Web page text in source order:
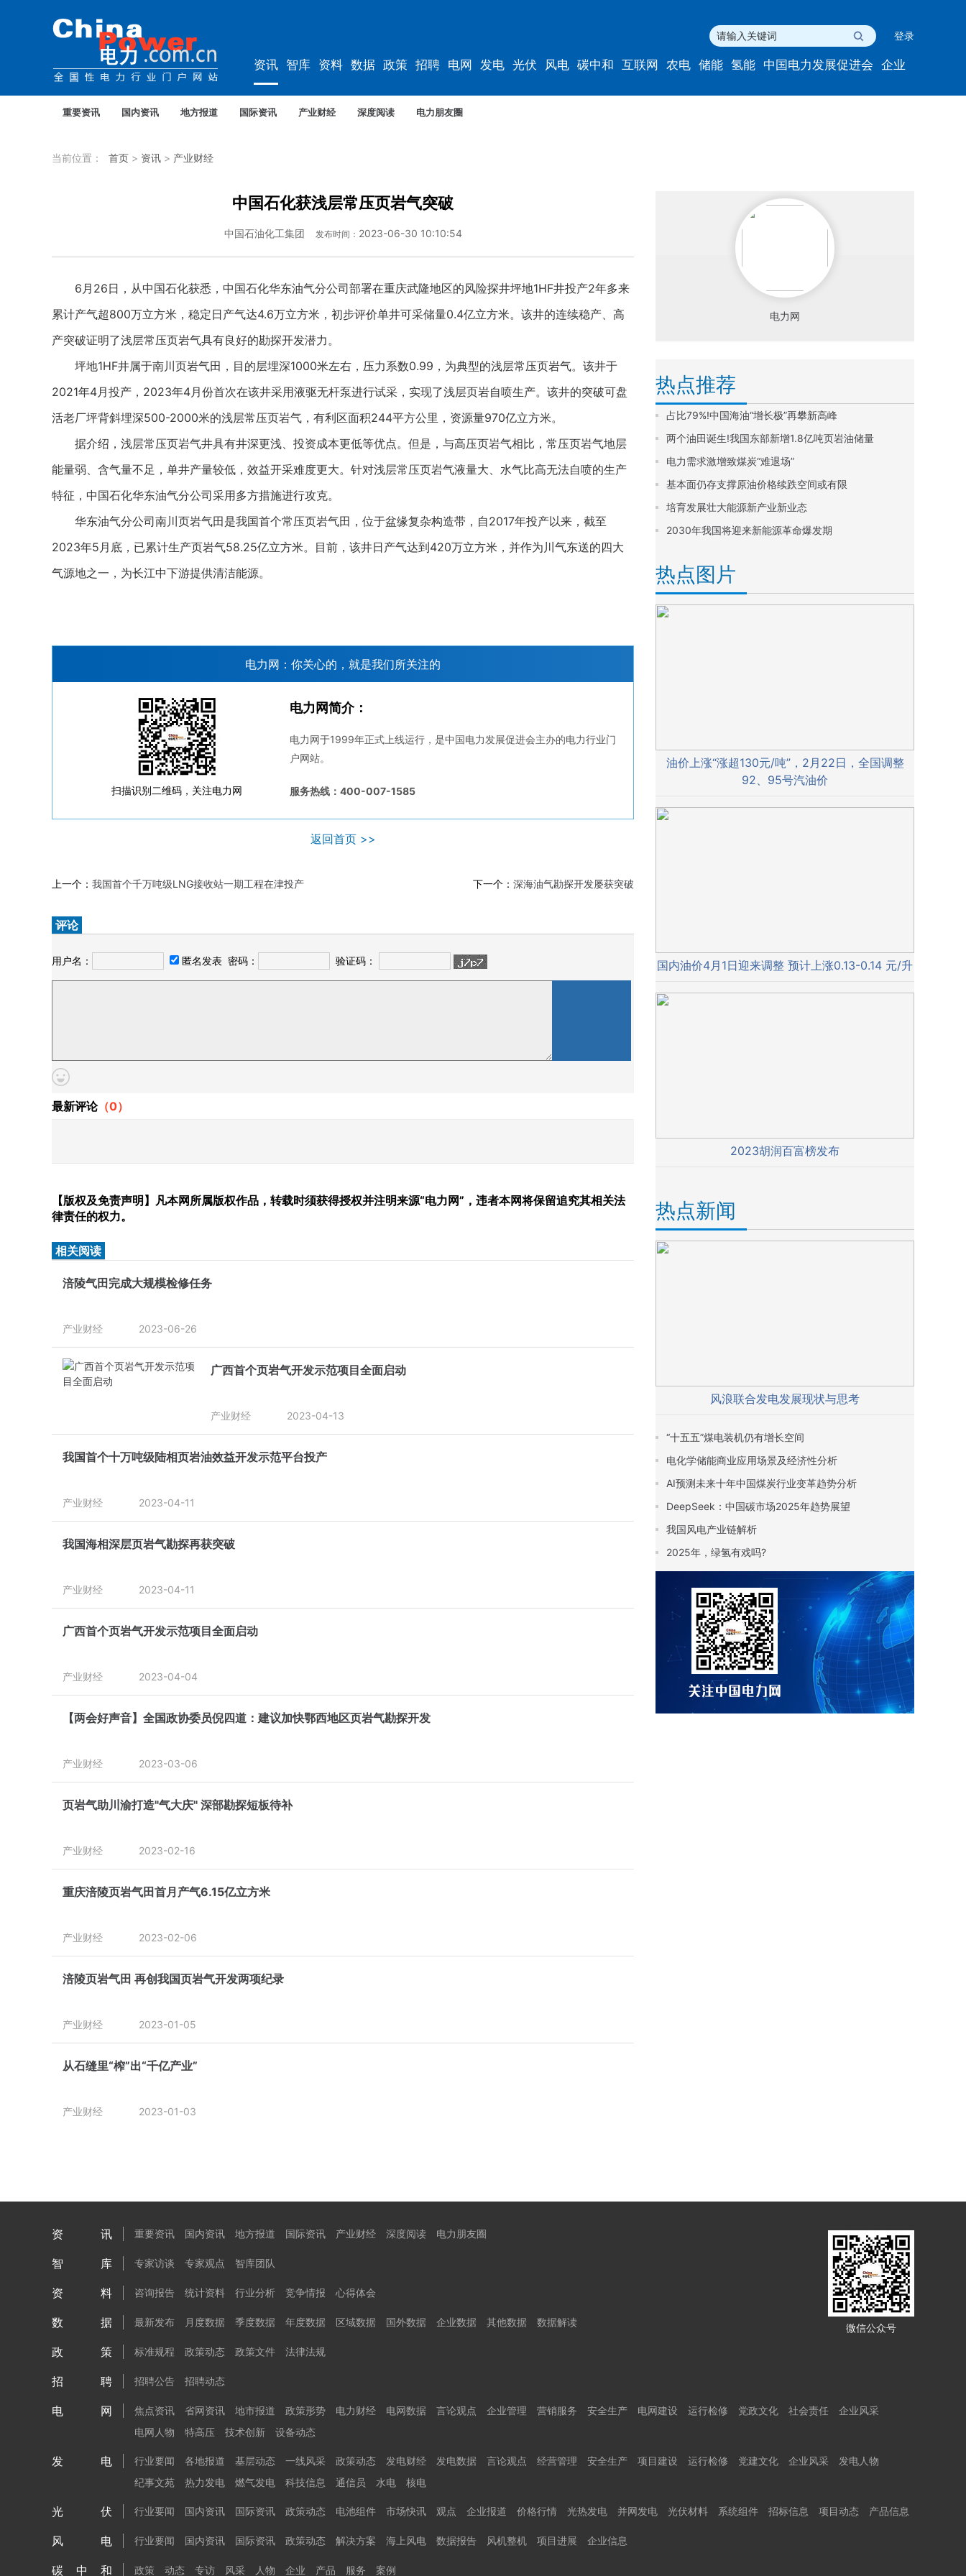
登录
资讯 智库 资料 数据 政策 招聘 电网 发电 光伏 风电 碳中和 互联网 农电 储能 氢能 中国电力发展促进会 企业
重要资讯 国内资讯 地方报道 国际资讯 产业财经 深度阅读 电力朋友圈
当前位置： 首页 > 资讯 > 产业财经
中国石化获浅层常压页岩气突破
中国石油化工集团 发布时间： 2023-06-30 10:10:54
6月26日，从中国石化获悉，中国石化华东油气分公司部署在重庆武隆地区的风险探井坪地1HF井投产2年多来
累计产气超800万立方米，稳定日产气达4.6万立方米，初步评价单井可采储量0.4亿立方米。该井的连续稳产、高
产突破证明了浅层常压页岩气具有良好的勘探开发潜力。
坪地1HF井属于南川页岩气田，目的层埋深1000米左右，压力系数0.99，为典型的浅层常压页岩气。该井于
2021年4月投产，2023年4月份首次在该井采用液驱无杆泵进行试采，实现了浅层页岩自喷生产。该井的突破可盘
活老厂坪背斜埋深500-2000米的浅层常压页岩气，有利区面积244平方公里，资源量970亿立方米。
据介绍，浅层常压页岩气井具有井深更浅、投资成本更低等优点。但是，与高压页岩气相比，常压页岩气地层
能量弱、含气量不足，单井产量较低，效益开采难度更大。针对浅层常压页岩气液量大、水气比高无法自喷的生产
特征，中国石化华东油气分公司采用多方措施进行攻克。
华东油气分公司南川页岩气田是我国首个常压页岩气田，位于盆缘复杂构造带，自2017年投产以来，截至
2023年5月底，已累计生产页岩气58.25亿立方米。目前，该井日产气达到420万立方米，并作为川气东送的四大
气源地之一，为长江中下游提供清洁能源。
电力网：你关心的，就是我们所关注的
扫描识别二维码，关注电力网
电力网简介：
电力网于1999年正式上线运行，是中国电力发展促进会主办的电力行业门
户网站。
服务热线：400-007-1585
返回首页 >>
上一个： 我国首个千万吨级LNG接收站一期工程在津投产 下一个： 深海油气勘探开发屡获突破
评论
用户名： 匿名发表 密码： 验证码：
最新评论（0）
【版权及免责声明】凡本网所属版权作品，转载时须获得授权并注明来源“电力网”，违者本网将保留追究其相关法
律责任的权力。
相关阅读
涪陵气田完成大规模检修任务
产业财经 2023-06-26
广西首个页岩气开发示范项目全面启动
产业财经 2023-04-13
我国首个十万吨级陆相页岩油效益开发示范平台投产
产业财经 2023-04-11
我国海相深层页岩气勘探再获突破
产业财经 2023-04-11
广西首个页岩气开发示范项目全面启动
产业财经 2023-04-04
【两会好声音】全国政协委员倪四道：建议加快鄂西地区页岩气勘探开发
产业财经 2023-03-06
页岩气助川渝打造"气大庆" 深部勘探短板待补
产业财经 2023-02-16
重庆涪陵页岩气田首月产气6.15亿立方米
产业财经 2023-02-06
涪陵页岩气田 再创我国页岩气开发两项纪录
产业财经 2023-01-05
从石缝里“榨”出“千亿产业”
产业财经 2023-01-03
电力网
热点推荐
占比79%!中国海油“增长极”再攀新高峰
两个油田诞生!我国东部新增1.8亿吨页岩油储量
电力需求激增致煤炭“难退场”
基本面仍存支撑原油价格续跌空间或有限
培育发展壮大能源新产业新业态
2030年我国将迎来新能源革命爆发期
热点图片
油价上涨“涨超130元/吨”，2月22日，全国调整
92、95号汽油价
国内油价4月1日迎来调整 预计上涨0.13-0.14 元/升
2023胡润百富榜发布
热点新闻
风浪联合发电发展现状与思考
“十五五”煤电装机仍有增长空间
电化学储能商业应用场景及经济性分析
AI预测未来十年中国煤炭行业变革趋势分析
DeepSeek：中国碳市场2025年趋势展望
我国风电产业链解析
2025年，绿氢有戏吗?
微信公众号
资讯 重要资讯 国内资讯 地方报道 国际资讯 产业财经 深度阅读 电力朋友圈
智库 专家访谈 专家观点 智库团队
资料 咨询报告 统计资料 行业分析 竞争情报 心得体会
数据 最新发布 月度数据 季度数据 年度数据 区域数据 国外数据 企业数据 其他数据 数据解读
政策 标准规程 政策动态 政策文件 法律法规
招聘 招聘公告 招聘动态
电网 焦点资讯 省网资讯 地市报道 政策形势 电力财经 电网数据 言论观点 企业管理 营销服务 安全生产 电网建设 运行检修 党政文化 社会责任
企业风采
电网人物
特高压 技术创新 设备动态
发电 行业要闻 各地报道 基层动态 一线风采 政策动态 发电财经 发电数据 言论观点 经营管理 安全生产 项目建设 运行检修 党建文化 企业风采
发电人物
纪事文苑
热力发电 燃气发电 科技信息 通信员 水电 核电
光伏 行业要闻 国内资讯 国际资讯 政策动态 电池组件 市场快讯 观点 企业报道 价格行情 光热发电 并网发电 光伏材料 系统组件 招标信息 项目动态 产品信息
风电 行业要闻 国内资讯 国际资讯 政策动态 解决方案 海上风电 数据报告 风机整机 项目进展 企业信息
碳中和 政策 动态 专访 风采 人物 企业 产品 服务 案例